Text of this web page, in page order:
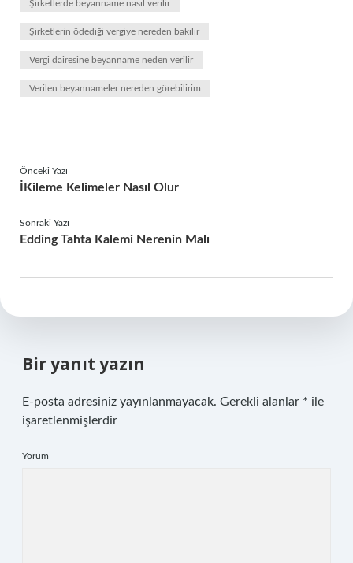
Şirketlerde beyanname nasıl verilir
Şirketlerin ödediği vergiye nereden bakılır
Vergi dairesine beyanname neden verilir
Verilen beyannameler nereden görebilirim
Önceki Yazı
İKileme Kelimeler Nasıl Olur
Sonraki Yazı
Edding Tahta Kalemi Nerenin Malı
Bir yanıt yazın
E-posta adresiniz yayınlanmayacak. Gerekli alanlar * ile
işaretlenmişlerdir
Yorum